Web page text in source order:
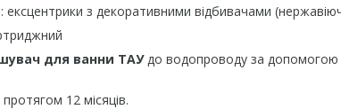
з декоративними відбивачами
для ванни ТАУдо водопроводу за допомогою
12 місяців.